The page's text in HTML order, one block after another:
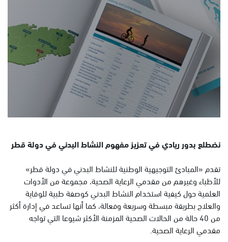
نضطلع بدور ريادي في تعزيز مفهوم النشاط البدني في دولة قطر
تقدم «المبادئ التوجيهية الوطنية للنشاط البدني في دولة قطر»
للأطباء وغيرهم من مقدمي الرعاية الصحية، مجموعة من الأدوات
العلمية حول كيفية استخدام النشاط البدني كوصفة طبية للوقاية
والعلاج بطريقة مبسطة وسريعة وفعالة، كما أنها تساعد في إدارة أكثر
من 40 حالة من الحالات الصحية المزمنة الأكثر شيوعا التي تواجه
مقدمي الرعاية الصحية.